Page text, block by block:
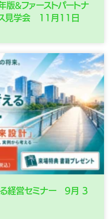
&ファーストパートナ
ス見学会 11月11日
る経営セミナー 9月 3